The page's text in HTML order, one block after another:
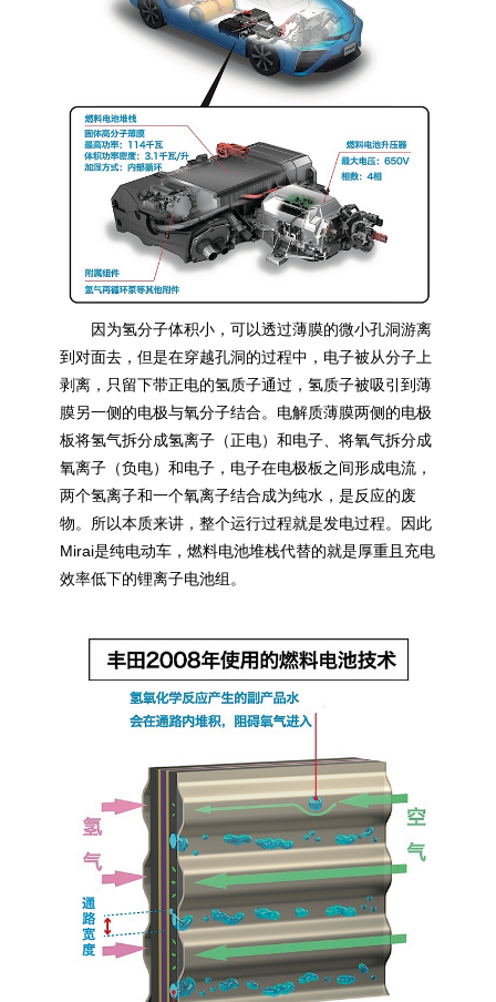
因为氢分子体积小，可以透过薄膜的微小孔洞游离
到对面去，但是在穿越孔洞的过程中，电子被从分子上
剥离，只留下带正电的氢质子通过，氢质子被吸引到薄
膜另一侧的电极与氧分子结合。电解质薄膜两侧的电极
板将氢气拆分成氢离子（正电）和电子、将氧气拆分成
氧离子（负电）和电子，电子在电极板之间形成电流，
两个氢离子和一个氧离子结合成为纯水，是反应的废
物。所以本质来讲，整个运行过程就是发电过程。因此
Mirai是纯电动车，燃料电池堆栈代替的就是厚重且充电
效率低下的锂离子电池组。